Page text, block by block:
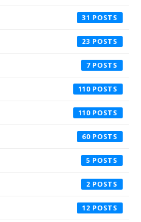
31
23
7
110
110
60
5
2
12